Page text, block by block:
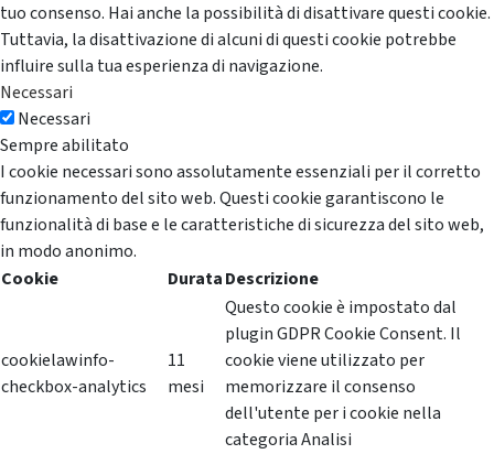
tuo consenso. Hai anche la possibilità di disattivare questi cookie.
Tuttavia, la disattivazione di alcuni di questi cookie potrebbe
influire sulla tua esperienza di navigazione.
Necessari
Necessari
Sempre abilitato
I cookie necessari sono assolutamente essenziali per il corretto
funzionamento del sito web. Questi cookie garantiscono le
funzionalità di base e le caratteristiche di sicurezza del sito web,
in modo anonimo.
Cookie
DurataDescrizione
cookielawinfo-
checkbox-analytics
11
mesi
Questo cookie è impostato dal
plugin GDPR Cookie Consent. Il
cookie viene utilizzato per
memorizzare il consenso
dell'utente per i cookie nella
categoria Analisi